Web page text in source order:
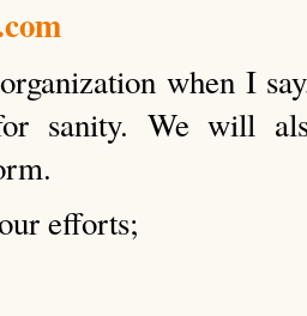
when I
sanity. We will
efforts;